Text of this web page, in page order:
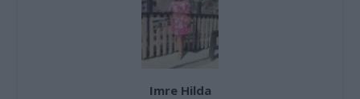
Imre Hilda